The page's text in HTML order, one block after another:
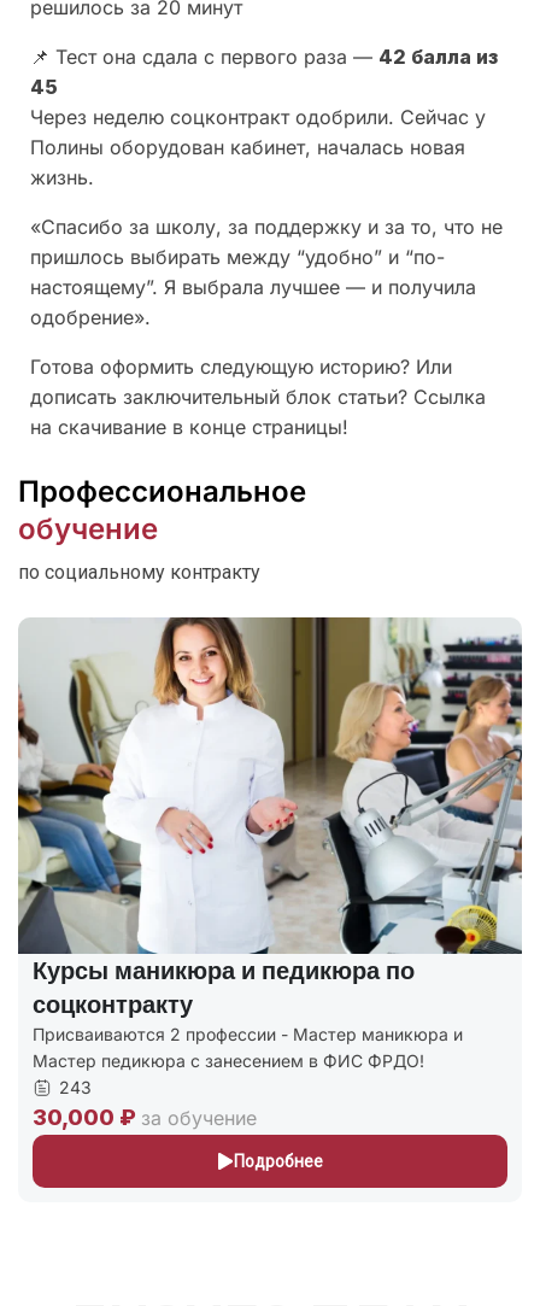
решилось за 20 минут
📌 Тест она сдала с первого раза — 42 балла из
45
Через неделю соцконтракт одобрили. Сейчас у
Полины оборудован кабинет, началась новая
жизнь.
«Спасибо за школу, за поддержку и за то, что не
пришлось выбирать между “удобно” и “по-
настоящему”. Я выбрала лучшее — и получила
одобрение».
Готова оформить следующую историю? Или
дописать заключительный блок статьи? Ссылка
на скачивание в конце страницы!
Профессиональное
обучение
по социальному контракту
Курсы маникюра и педикюра по
соцконтракту
Присваиваются 2 профессии - Мастер маникюра и
Мастер педикюра с занесением в ФИС ФРДО!
243
30,000 ₽ за обучение
Подробнее